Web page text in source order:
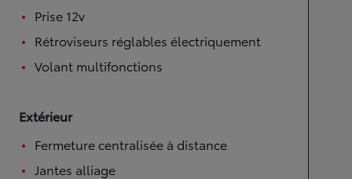
Prise 12v
Rétroviseurs réglables électriquement
Volant multifonctions
Extérieur
Fermeture centralisée à distance
Jantes alliage